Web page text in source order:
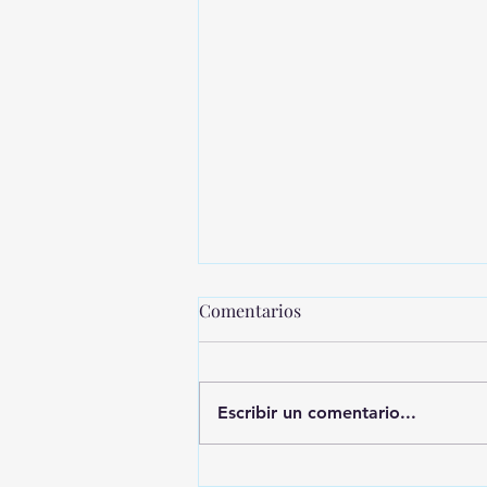
Comentarios
Escribir un comentario...